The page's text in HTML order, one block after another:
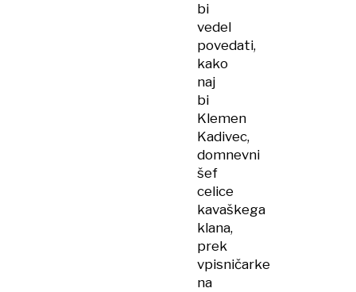
bi
vedel
povedati,
kako
naj
bi
Klemen
Kadivec,
domnevni
šef
celice
kavaškega
klana,
prek
vpisničarke
na